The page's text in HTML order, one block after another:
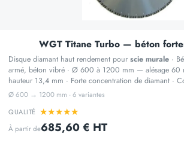
WGT Titane Turbo — béton
Disque diamant haut rendement pour scie murale ·
armé, béton vibré · Ø 600 à 1200 mm — alésage 60
hauteur 13,4 mm · Forte concentration de diamant ·
Ø 600 → 1200 mm · 6 variantes
QUALITÉ ★★★★★
À partir de685,60 € HT